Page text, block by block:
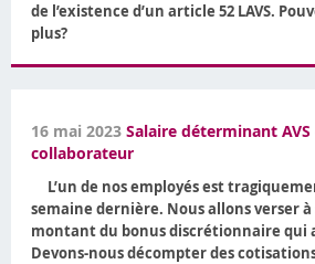
de l’existence d’un article 52 LAVS.
plus?
16 mai 2023 Salaire déterminant
collaborateur
L’un de nos employés est
semaine dernière. Nous allons verser
montant du bonus discrétionnaire qui
Devons-nous décompter des